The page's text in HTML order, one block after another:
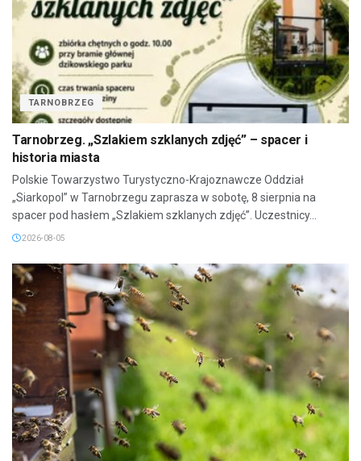
TARNOBRZEG
Tarnobrzeg. „Szlakiem szklanych zdjęć” – spacer i
historia miasta
Polskie Towarzystwo Turystyczno-Krajoznawcze Oddział
„Siarkopol” w Tarnobrzegu zaprasza w sobotę, 8 sierpnia na
spacer pod hasłem „Szlakiem szklanych zdjęć”. Uczestnicy...
2026-08-05